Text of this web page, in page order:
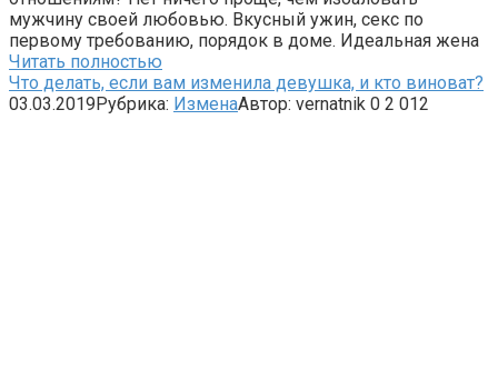
мужчину своей любовью. Вкусный ужин, секс по
первому требованию, порядок в доме. Идеальная жена
Читать полностью
Что делать, если вам изменила девушка, и кто виноват?
03.03.2019Рубрика: ИзменаАвтор: vernatnik 0 2 012